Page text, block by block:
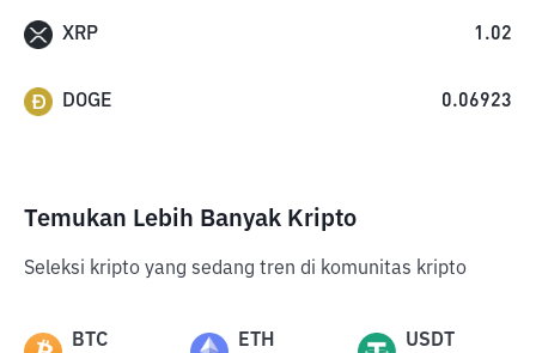
XRP 1.02
DOGE 0.06923
Temukan Lebih Banyak Kripto
Seleksi kripto yang sedang tren di komunitas kripto
BTC ETH USDT